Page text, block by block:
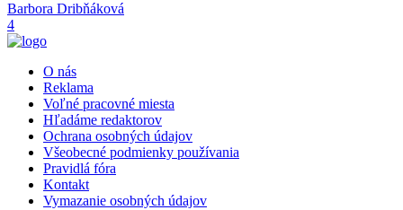
Barbora Dribňáková
4
O nás
Reklama
Voľné pracovné miesta
Hľadáme redaktorov
Ochrana osobných údajov
Všeobecné podmienky používania
Pravidlá fóra
Kontakt
Vymazanie osobných údajov